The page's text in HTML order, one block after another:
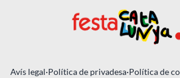
Avís legal·Política de privadesa·Política de